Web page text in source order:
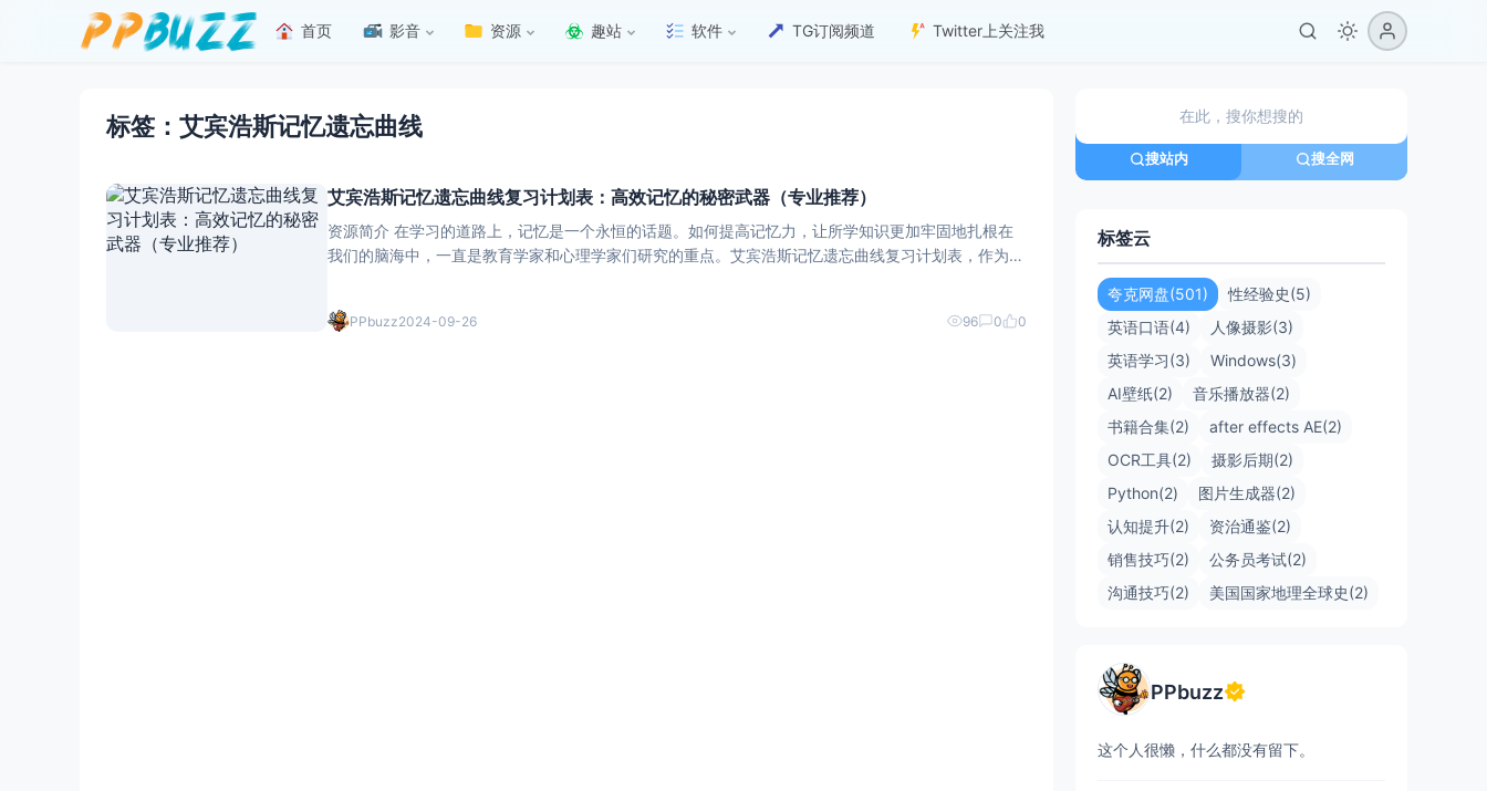
首页 影音 资源 趣站 软件 TG订阅频道 Twitter上关注我
标签：艾宾浩斯记忆遗忘曲线
艾宾浩斯记忆遗忘曲线复习计划表：高效记忆的秘密武器（专业推荐）
资源简介 在学习的道路上，记忆是一个永恒的话题。如何提高记忆力，让所学知识更加牢固地扎根在
我们的脑海中，一直是教育学家和心理学家们研究的重点。艾宾浩斯记忆遗忘曲线复习计划表，作为一
PPbuzz2024-09-26 96 0 0
搜站内 搜全网
标签云
夸克网盘(501)
性经验史(5)
英语口语(4)
人像摄影(3)
英语学习(3)
Windows(3)
AI壁纸(2)
音乐播放器(2)
书籍合集(2)
after effects AE(2)
OCR工具(2)
摄影后期(2)
Python(2)
图片生成器(2)
认知提升(2)
资治通鉴(2)
销售技巧(2)
公务员考试(2)
沟通技巧(2)
美国国家地理全球史(2)
PPbuzz
这个人很懒，什么都没有留下。